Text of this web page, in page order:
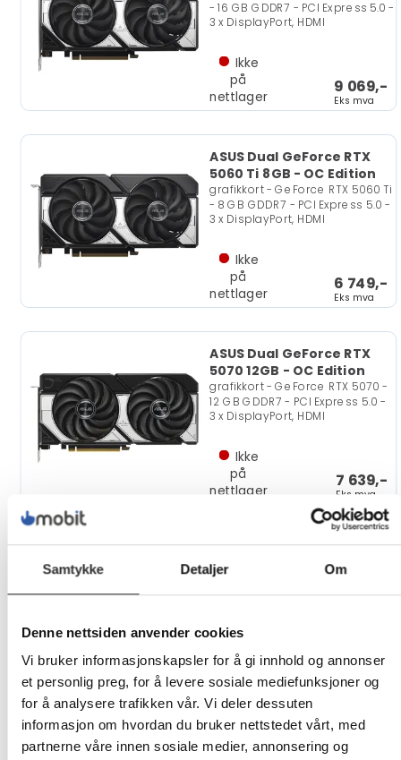
Samtykke Detaljer Om
Denne nettsiden anvender cookies
Vi bruker informasjonskapsler for å gi innhold og annonser
et personlig preg, for å levere sosiale mediefunksjoner og
for å analysere trafikken vår. Vi deler dessuten
informasjon om hvordan du bruker nettstedet vårt, med
partnerne våre innen sosiale medier, annonsering og
- 16 GB GDDR7 - PCI Express 5.0 -
3 x DisplayPort, HDMI
9 069,-
Eks mva
Ikke
på
nettlager
ASUS Dual GeForce RTX
5060 Ti 8GB - OC Edition
grafikkort - GeForce RTX 5060 Ti
- 8 GB GDDR7 - PCI Express 5.0 -
3 x DisplayPort, HDMI
6 749,-
Eks mva
Ikke
på
nettlager
ASUS Dual GeForce RTX
5070 12GB - OC Edition
grafikkort - GeForce RTX 5070 -
12 GB GDDR7 - PCI Express 5.0 -
3 x DisplayPort, HDMI
7 639,-
Eks mva
Ikke
på
nettlager
ASUS Dual Radeon RX 7600
EVO 8GB - OC Edition
GB GDDR6 - PCIe 4.0 - 3 x
5 349,-
Eks mva
Ikke
på
nettlager
ASUS GeForce GT 710 EVO